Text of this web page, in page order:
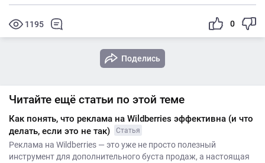
1195 0
Поделись
Читайте ещё статьи по этой теме
Как понять, что реклама на Wildberries эффективна (и что
делать, если это не так)
Статья
Реклама на Wildberries — это уже не просто полезный
инструмент для дополнительного буста продаж, а настоящая